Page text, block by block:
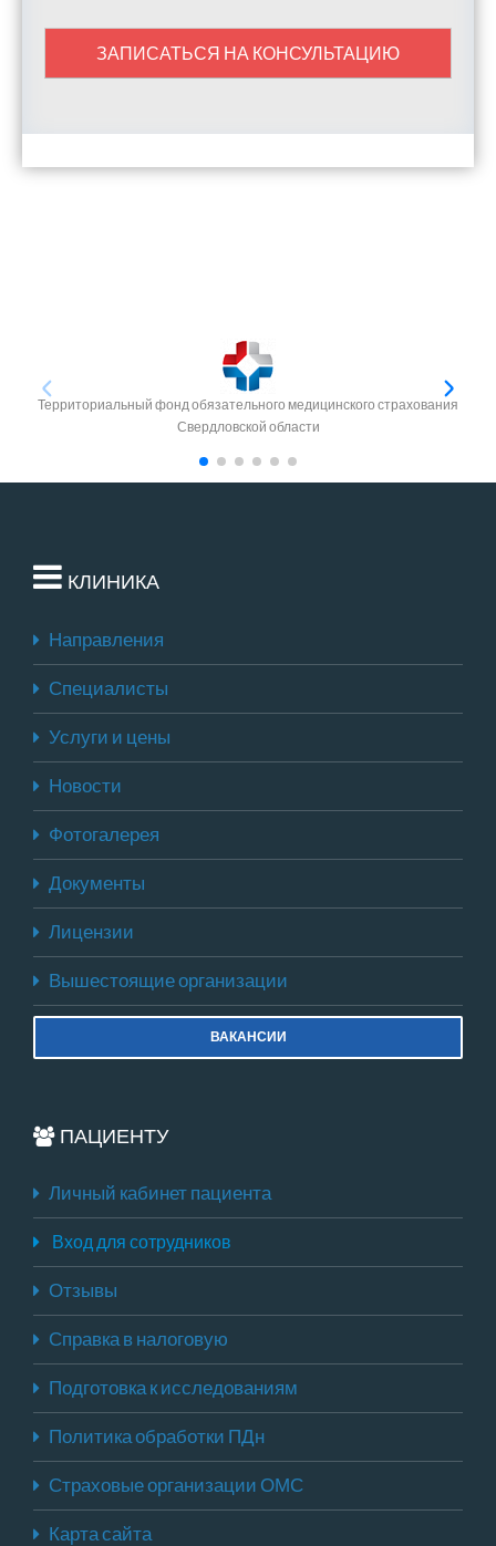
ЗАПИСАТЬСЯ НА КОНСУЛЬТАЦИЮ
Территориальный фонд обязательного медицинского страхования
Свердловской области
КЛИНИКА
Направления
Специалисты
Услуги и цены
Новости
Фотогалерея
Документы
Лицензии
Вышестоящие организации
ВАКАНСИИ
ПАЦИЕНТУ
Личный кабинет пациента
Вход для сотрудников
Отзывы
Справка в налоговую
Подготовка к исследованиям
Политика обработки ПДн
Страховые организации ОМС
Карта сайта